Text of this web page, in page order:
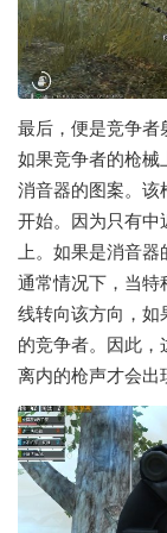
最后，便是竞争者
如果竞争者的枪械
消音器的图案。该
开始。因为只有中
上。如果是消音
通常情况下，当特
线转向该方向，如
的竞争者。因此，
离内的枪声才会出